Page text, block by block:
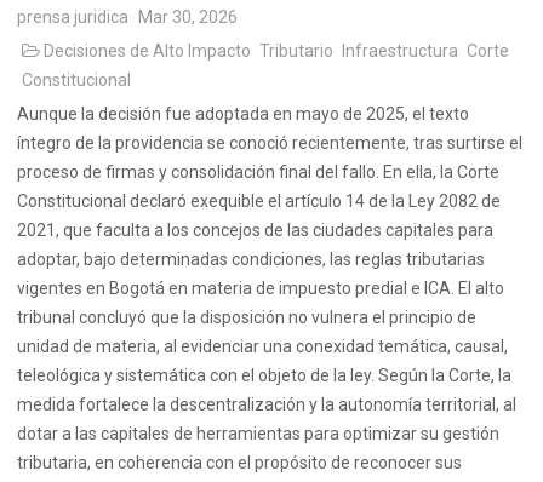
prensa juridica
Mar 30, 2026
Decisiones de Alto Impacto Tributario Infraestructura Corte
Constitucional
Aunque la decisión fue adoptada en mayo de 2025, el texto
íntegro de la providencia se conoció recientemente, tras surtirse el
proceso de firmas y consolidación final del fallo. En ella, la Corte
Constitucional declaró exequible el artículo 14 de la Ley 2082 de
2021, que faculta a los concejos de las ciudades capitales para
adoptar, bajo determinadas condiciones, las reglas tributarias
vigentes en Bogotá en materia de impuesto predial e ICA. El alto
tribunal concluyó que la disposición no vulnera el principio de
unidad de materia, al evidenciar una conexidad temática, causal,
teleológica y sistemática con el objeto de la ley. Según la Corte, la
medida fortalece la descentralización y la autonomía territorial, al
dotar a las capitales de herramientas para optimizar su gestión
tributaria, en coherencia con el propósito de reconocer sus